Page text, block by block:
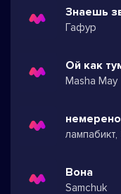
Гафур
Ой как
Masha May
немерено
Вона
Samchuk